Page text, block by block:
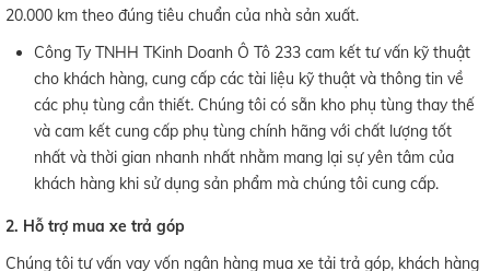
20.000 km theo đúng tiêu chuẩn của nhà sản xuất.
Công Ty TNHH TKinh Doanh Ô Tô 233 cam kết tư vấn kỹ thuật
cho khách hàng, cung cấp các tài liệu kỹ thuật và thông tin về
các phụ tùng cần thiết. Chúng tôi có sẵn kho phụ tùng thay thế
và cam kết cung cấp phụ tùng chính hãng với chất lượng tốt
nhất và thời gian nhanh nhất nhằm mang lại sự yên tâm của
khách hàng khi sử dụng sản phẩm mà chúng tôi cung cấp.
2. Hỗ trợ mua xe trả góp
Chúng tôi tư vấn vay vốn ngân hàng mua xe tải trả góp, khách hàng